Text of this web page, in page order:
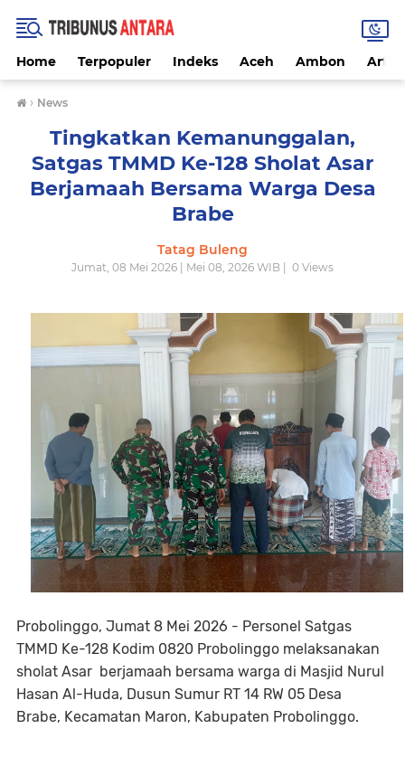
Home Terpopuler Indeks Aceh Ambon
› News
Tingkatkan Kemanunggalan,
Satgas TMMD Ke-128 Sholat Asar
Berjamaah Bersama Warga Desa
Brabe
Tatag Buleng
Jumat, 08 Mei 2026 | Mei 08, 2026 WIB | 0 Views
Probolinggo, Jumat 8 Mei 2026 - Personel Satgas
TMMD Ke-128 Kodim 0820 Probolinggo melaksanakan
sholat Asar berjamaah bersama warga di Masjid Nurul
Hasan Al-Huda, Dusun Sumur RT 14 RW 05 Desa
Brabe, Kecamatan Maron, Kabupaten Probolinggo.